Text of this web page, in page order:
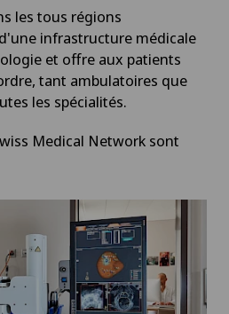
les tous régions
infrastructure médicale
et offre aux patients
tant ambulatoires que
les spécialités.
Medical Network sont